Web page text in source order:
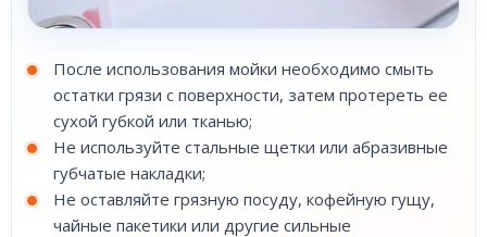
После использования мойки необходимо смыть
остатки грязи с поверхности, затем протереть ее
сухой губкой или тканью;
Не используйте стальные щетки или абразивные
губчатые накладки;
Не оставляйте грязную посуду, кофейную гущу,
чайные пакетики или другие сильные